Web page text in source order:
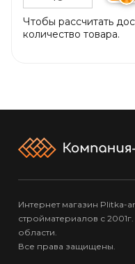
Чтобы рассчитать
количество товара.
Интернет магазин Plitka-
стройматериалов с
области.
Все права защищены.